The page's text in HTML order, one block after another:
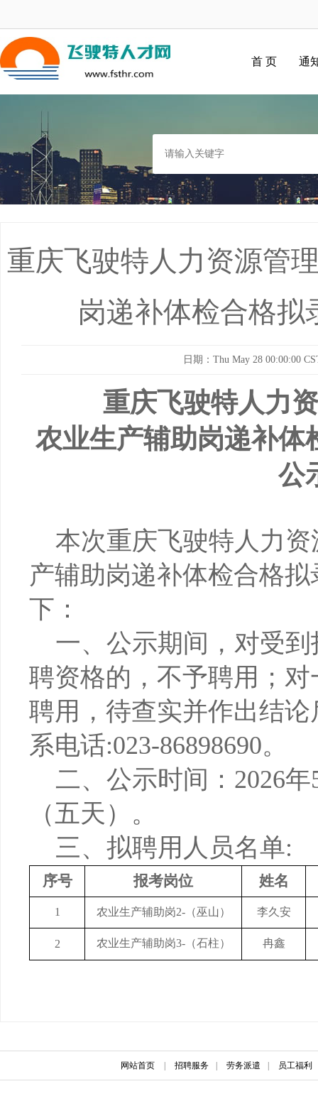
首 页 通
重庆飞驶特人力资源管
岗递补体检合格拟
日期：Thu May 28 00:00:00
重庆飞驶特人力
农业生产辅助岗递补体
公
本次重庆飞驶特人力
产辅助岗递补体检合格拟
下 ：
一、 公示期间，对受
聘资格的，不予聘用；
聘用，待查实并作出结
系电话:023-86898690。
二、 公示时间： 2026年
（五天 ）。
三、拟聘用人员名单:
序号 报考岗位 姓名
1 农业生产辅助岗2-（巫山） 李久安
2 农业生产辅助岗3-（石柱） 冉鑫
网站首页 招聘服务 劳务派遣 员工福利